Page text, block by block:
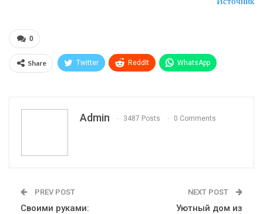
0
Share Twitter ReddIt WhatsApp
Admin 3487 Posts 0 Comments
PREV POST
Своими руками:
NEXT POST
Уютный дом из